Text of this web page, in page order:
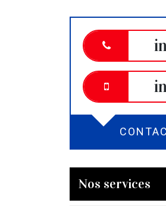
Nos services